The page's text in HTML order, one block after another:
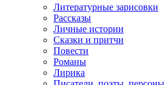
Литературные зарисовки
Рассказы
Личные истории
Сказки и притчи
Повести
Романы
Лирика